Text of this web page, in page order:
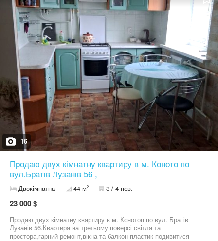
16
Продаю двух кімнатну квартиру в м. Коното по
вул.Братів Лузанів 56 ,
Двокімнатна 44 м2 3 / 4 пов.
23 000 $
Продаю двух кімнатну квартиру в м. Конотоп по вул. Братів
Лузанів 56.Квартира на третьому поверсі світла та
простора,гарний ремонт,вікна та балкон пластик подивитися